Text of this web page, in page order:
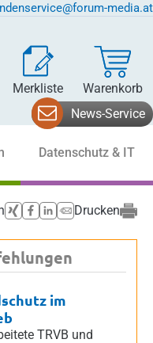
media.at
Merkliste Warenkorb
News-Service
Datenschutz & IT
Drucken
im
TRVB und